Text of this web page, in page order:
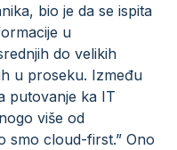
bio je da se ispita
u
do velikih
u proseku. Između
putovanje ka IT
više od
smo cloud-first.” Ono